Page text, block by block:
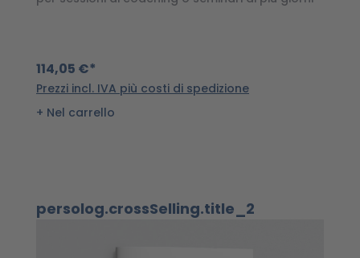
114,05 €*
Prezzi incl. IVA più costi di spedizione
Nel carrello
Salta la galleria dei prodotti
persolog.crossSelling.title_2